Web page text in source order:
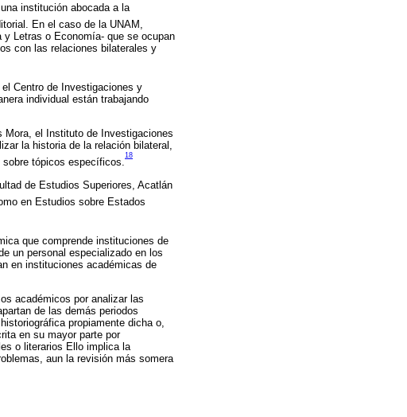
institución abocada a la
En el caso de la UNAM,
Letras o Economía- que se ocupan
con las relaciones bilaterales y
Centro de Investigaciones y
individual están trabajando
el Instituto de Investigaciones
la historia de la relación bilateral,
sobre tópicos específicos.
18
de Estudios Superiores, Acatlán
en Estudios sobre Estados
que comprende instituciones de
un personal especializado en los
en instituciones académicas de
académicos por analizar las
de las demás periodos
propiamente dicha o,
en su mayor parte por
o literarios Ello implica la
aun la revisión más somera